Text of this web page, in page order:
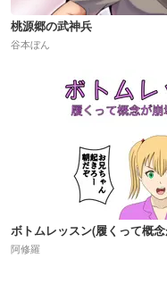
桃源郷の武神兵
谷本ぼん
阿修羅